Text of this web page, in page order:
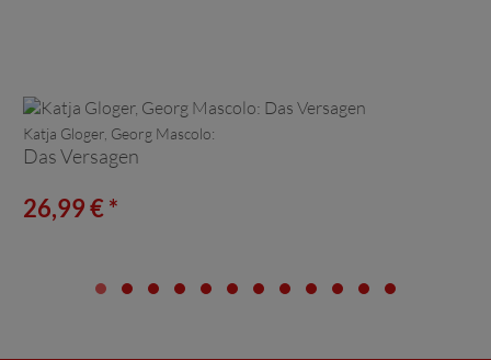
Katja Gloger, Georg Mascolo:
Das Versagen
26,99 € *